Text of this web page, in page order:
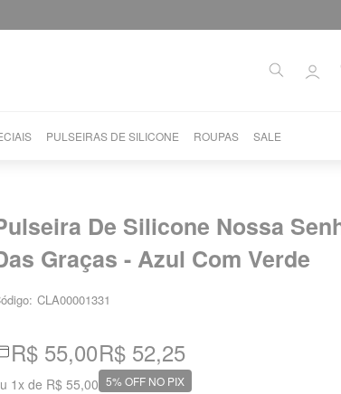
PULSEIRAS DE SILICONE ROUPAS SALE
De Silicone Nossa
Graças - Azul Com Verde
CLA00001331
R$ 55,00
1xde R$ 55,00
R$ 52,25
5% OFF NO PIX